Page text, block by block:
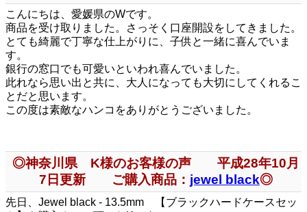
こんにちは、愛媛県のWです。
商品を受け取りました。さっそく口座開設をしてきました。
とても綺麗で丁寧な仕上がりに、子供と一緒に喜んでいま
す。
銀行の窓口でも可愛いといわれ喜んでいました。
此れなら思い出と共に、大人になっても大切にしてくれるこ
とだと思います。
この度は素敵なハンコをありがとうございました。
◎神奈川県 K様のお客様の声 平成28年10月
7日更新 ご購入商品： jewel black◎
先日、Jewel black - 13.5mm 【ブラックハードケースセッ